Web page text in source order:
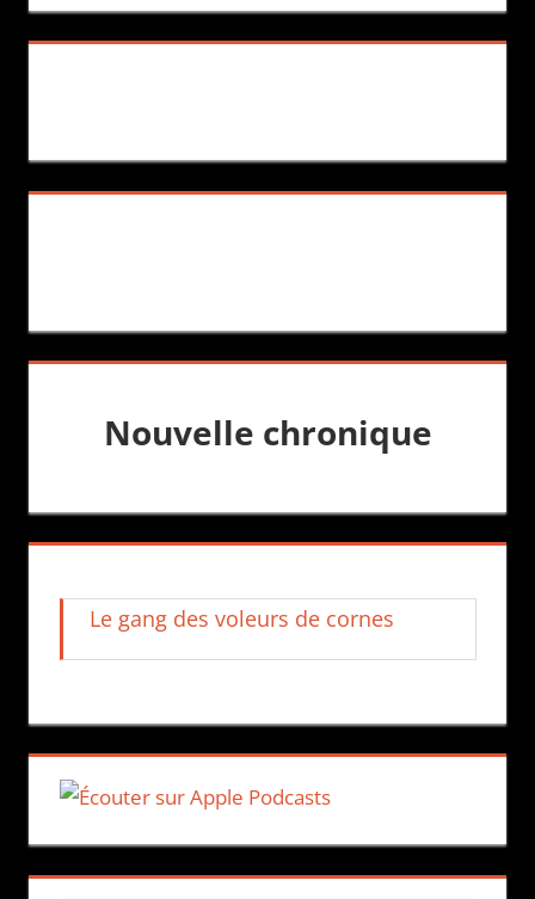
Nouvelle chronique
Le gang des voleurs de cornes